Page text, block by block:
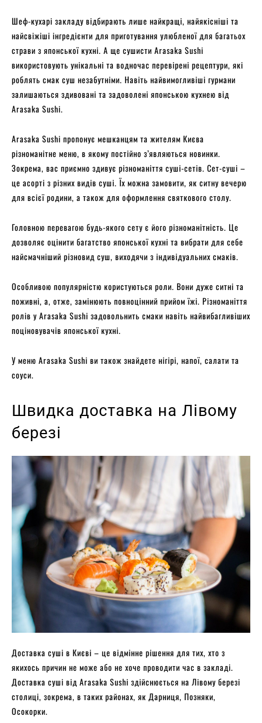
Шеф-кухарі закладу відбирають лише найкращі, найякісніші та
найсвіжіші інгредієнти для приготування улюбленої для багатьох
страви з японської кухні. А ще сушисти Arasaka Sushi
використовують унікальні та водночас перевірені рецептури, які
роблять смак суш незабутніми. Навіть найвимогливіші гурмани
залишаються здивовані та задоволені японською кухнею від
Arasaka Sushi.
Arasaka Sushi пропонує мешканцям та жителям Києва
різноманітне меню, в якому постійно з’являються новинки.
Зокрема, вас приємно здивує різноманіття суші-сетів. Сет-суші –
це асорті з різних видів суші. Їх можна замовити, як ситну вечерю
для всієї родини, а також для оформлення святкового столу.
Головною перевагою будь-якого сету є його різноманітність. Це
дозволяє оцінити багатство японської кухні та вибрати для себе
найсмачніший різновид суш, виходячи з індивідуальних смаків.
Особливою популярністю користуються роли. Вони дуже ситні та
поживні, а, отже, замінюють повноцінний прийом їжі. Різноманіття
ролів у Arasaka Sushi задовольнить смаки навіть найвибагливіших
поціновувачів японської кухні.
У меню Arasaka Sushi ви також знайдете нігірі, напої, салати та
соуси.
Швидка доставка на Лівому
березі
Доставка суші в Києві – це відмінне рішення для тих, хто з
якихось причин не може або не хоче проводити час в закладі.
Доставка суші від Arasaka Sushi здійснюється на Лівому березі
столиці, зокрема, в таких районах, як Дарниця, Позняки,
Осокорки.